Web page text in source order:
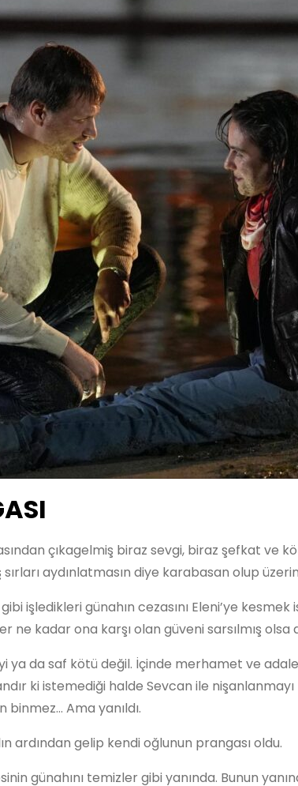
çıkagelmiş biraz sevgi, biraz şefkat ve
sırları aydınlatmasın diye karabasan olup
işledikleri günahın cezasını Eleni’ye
ne kadar ona karşı olan güveni sarsılmış olsa
ya da saf kötü değil. İçinde merhamet ve
ki istemediği halde Sevcan ile
Ama yanıldı.
ardından gelip kendi oğlunun prangası oldu.
günahını temizler gibi yanında. Bunun